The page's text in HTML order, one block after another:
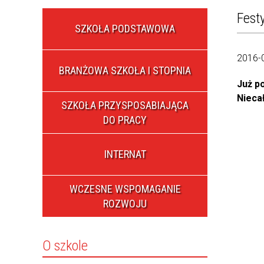
SZKOŁA PODSTAWOWA
BRANŻOWA SZKOŁA I STOPNIA
SZKOŁA PRZYSPOSABIAJĄCA
DO PRACY
INTERNAT
WCZESNE WSPOMAGANIE
ROZWOJU
O szkole
2016-
Już